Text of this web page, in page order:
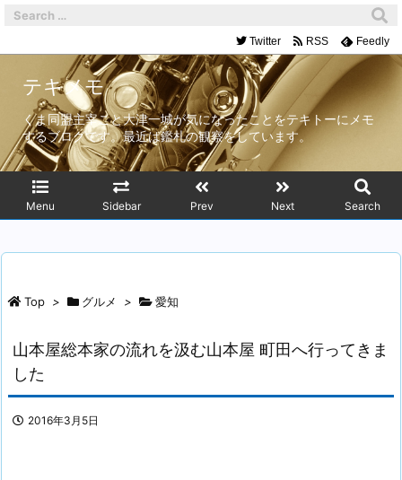
テキメモ
くま同盟主宰こと大津一城が気になったことをテキトーにメモ
するブログです。最近は鑑札の観察をしています。
Menu Sidebar Prev Next Search
Twitter RSS Feedly
Top > グルメ > 愛知
山本屋総本家の流れを汲む山本屋 町田へ行ってきま
した
2016年3月5日